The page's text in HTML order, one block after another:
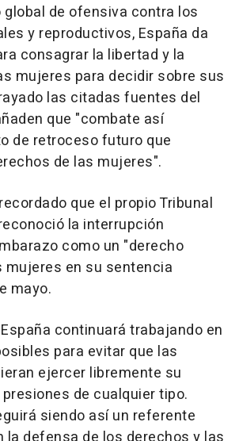
global de ofensiva contra los
y reproductivos, España da
consagrar la libertad y la
mujeres para decidir sobre sus
las citadas fuentes del
que "combate así
de retroceso futuro que
de las mujeres".
que el propio Tribunal
la interrupción
como un "derecho
mujeres en su sentencia
mayo.
continuará trabajando en
para evitar que las
ejercer libremente su
de cualquier tipo.
siendo así un referente